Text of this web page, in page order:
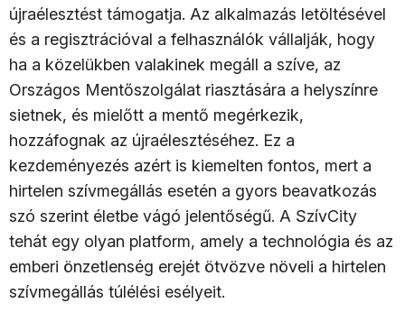
újraélesztést támogatja. Az alkalmazás letöltésével
és a regisztrációval a felhasználók vállalják, hogy
ha a közelükben valakinek megáll a szíve, az
Országos Mentőszolgálat riasztására a helyszínre
sietnek, és mielőtt a mentő megérkezik,
hozzáfognak az újraélesztéséhez. Ez a
kezdeményezés azért is kiemelten fontos, mert a
hirtelen szívmegállás esetén a gyors beavatkozás
szó szerint életbe vágó jelentőségű. A SzívCity
tehát egy olyan platform, amely a technológia és az
emberi önzetlenség erejét ötvözve növeli a hirtelen
szívmegállás túlélési esélyeit.